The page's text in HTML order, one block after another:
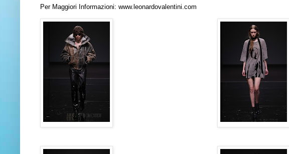
Per Maggiori Informazioni: www.leonardovalentini.com